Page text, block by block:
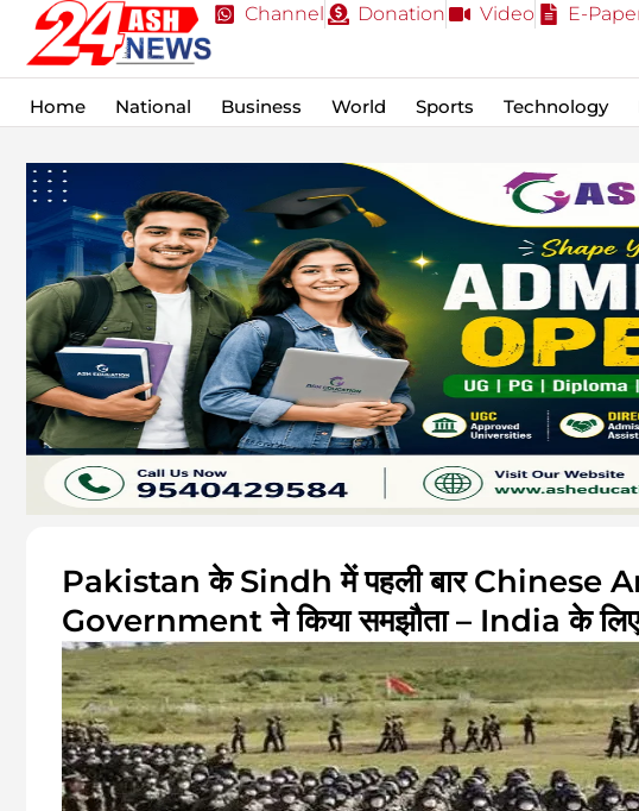
Channel Donation Video E-
Home National Business World Sports Technology
Pakistan के Sindh में पहली बार Chinese
Government ने किया समझौता – India के लिए